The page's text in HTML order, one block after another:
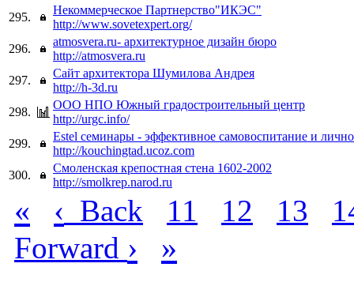
295.
Некоммерческое Партнерство"ИКЭС"
http://www.sovetexpert.org/
296.
atmosvera.ru- архитектурное дизайн бюро
http://atmosvera.ru
297.
Сайт архитектора Шумилова Андрея
http://h-3d.ru
298.
ООО НПО Южный градостроительный центр
http://urgc.info/
299.
Estel семинары - эффективное самовоспитание и
http://kouchingtad.ucoz.com
300.
Смоленская крепостная стена 1602-2002
http://smolkrep.narod.ru
« ‹ Back 11 12 13
Forward › »